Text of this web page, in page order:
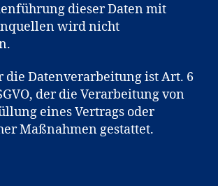
dieser Daten mit
wird nicht
die Datenverarbeitung ist Art. 6
der die Verarbeitung von
eines Vertrags oder
Maßnahmen gestattet.